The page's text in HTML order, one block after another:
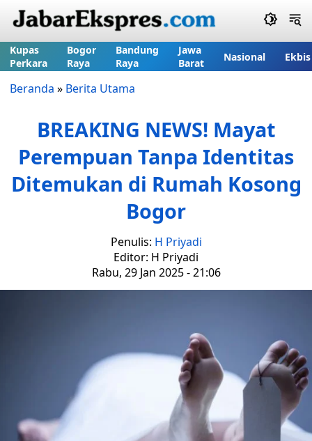
Kupas
Perkara
Bogor
Raya
Bandung
Raya
Jawa
Barat
Nasional Ekbis
Beranda » Berita Utama
BREAKING NEWS! Mayat
Perempuan Tanpa Identitas
Ditemukan di Rumah Kosong
Bogor
Penulis: H Priyadi
Editor: H Priyadi
Rabu, 29 Jan 2025 - 21:06